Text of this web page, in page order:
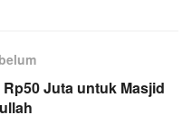
Juta untuk Masjid